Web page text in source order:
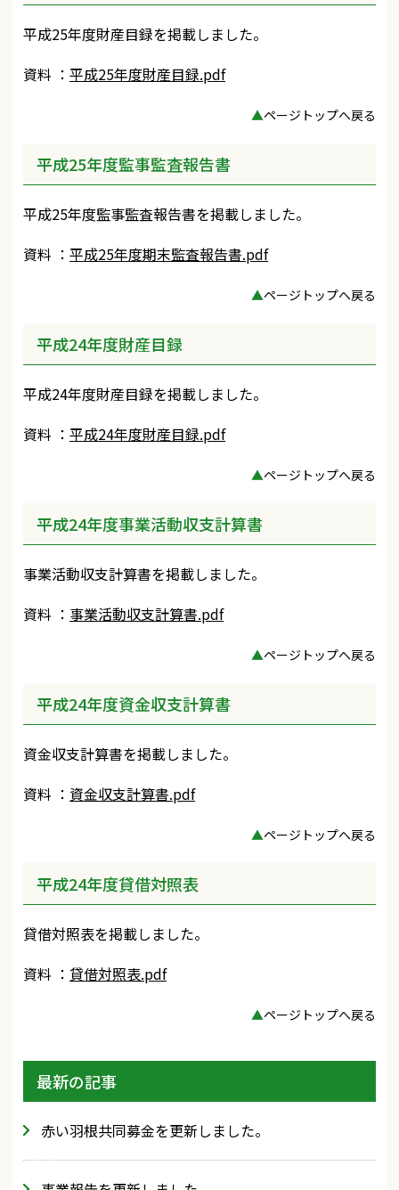
平成25年度財産目録を掲載しました。
資料 ：平成25年度財産目録.pdf
▲ページトップへ戻る
平成25年度監事監査報告書
平成25年度監事監査報告書を掲載しました。
資料 ：平成25年度期末監査報告書.pdf
▲ページトップへ戻る
平成24年度財産目録
平成24年度財産目録を掲載しました。
資料 ：平成24年度財産目録.pdf
▲ページトップへ戻る
平成24年度事業活動収支計算書
事業活動収支計算書を掲載しました。
資料 ： 事業活動収支計算書.pdf
▲ページトップへ戻る
平成24年度資金収支計算書
資金収支計算書を掲載しました。
資料 ： 資金収支計算書.pdf
▲ページトップへ戻る
平成24年度貸借対照表
貸借対照表を掲載しました。
資料 ：貸借対照表.pdf
▲ページトップへ戻る
最新の記事
赤い羽根共同募金を更新しました。